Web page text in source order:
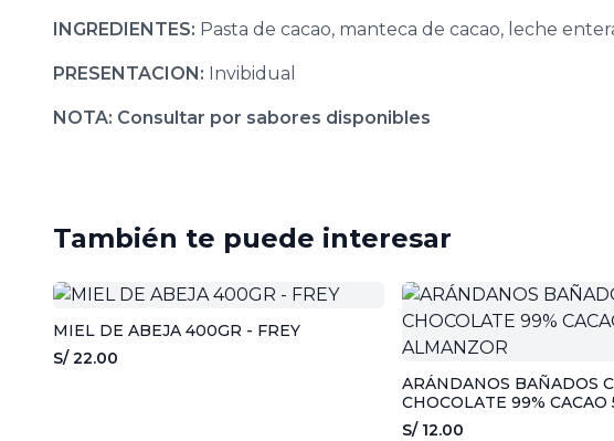
INGREDIENTES: Pasta de cacao, manteca de cacao, leche
PRESENTACION: Invibidual
NOTA: Consultar por sabores disponibles
También te puede interesar
MIEL DE ABEJA 400GR - FREY
S/ 22.00
ARÁNDANOS BAÑADOS
CHOCOLATE 99% CACAO
ALMANZOR
S/ 12.00